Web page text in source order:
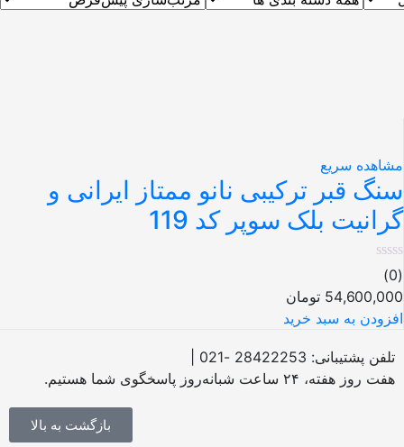
سریع
قبر ترکیبی نانو ممتاز ایرانی و
بلک سوپر کد 119
تومان
به سبد خرید
پشتیبانی: 28422253 -021 |
روز هفته، ۲۴ ساعت شبانه‌روز پاسخگوی شما هستیم.
بازگشت به بالا